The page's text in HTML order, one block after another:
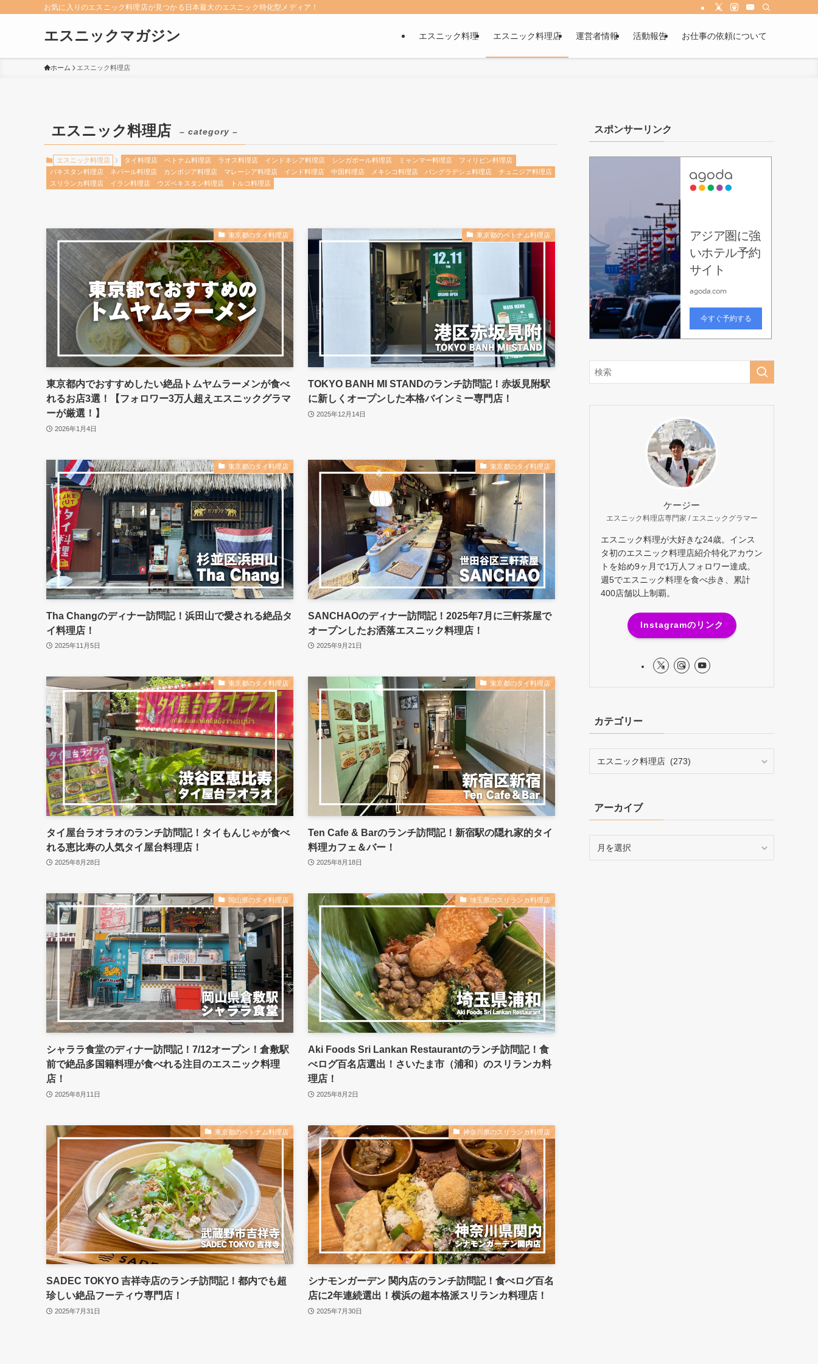
お気に入りのエスニック料理店が見つかる日本最大のエスニック特化型メディア！
エスニックマガジン エスニック料理 エスニック料理店 運営者情報 活動報告 お仕事の依頼について
ホーム エスニック料理店
エスニック料理店 – category –
エスニック料理店 タイ料理店 ベトナム料理店 ラオス料理店 インドネシア料理店 シンガポール料理店 ミャンマー料理店
フィリピン料理店
パキスタン料理店
ネパール料理店 カンボジア料理店 マレーシア料理店 インド料理店 中国料理店 メキシコ料理店 バングラデシュ料理店
チュニジア料理店
スリランカ料理店
イラン料理店 ウズベキスタン料理店 トルコ料理店
東京都のタイ料理店
東京都内でおすすめしたい絶品トムヤムラーメンが食べ
れるお店3選！【フォロワー3万人超えエスニックグラマ
ーが厳選！】
2026年1月4日
東京都のベトナム料理店
TOKYO BANH MI STANDのランチ訪問記！赤坂見附駅
に新しくオープンした本格バインミー専門店！
2025年12月14日
東京都のタイ料理店
Tha Changのディナー訪問記！浜田山で愛される絶品タ
イ料理店！
2025年11月5日
東京都のタイ料理店
SANCHAOのディナー訪問記！2025年7月に三軒茶屋で
オープンしたお洒落エスニック料理店！
2025年9月21日
東京都のタイ料理店
タイ屋台ラオラオのランチ訪問記！タイもんじゃが食べ
れる恵比寿の人気タイ屋台料理店！
2025年8月28日
東京都のタイ料理店
Ten Cafe & Barのランチ訪問記！新宿駅の隠れ家的タイ
料理カフェ＆バー！
2025年8月18日
岡山県のタイ料理店
シャララ食堂のディナー訪問記！7/12オープン！倉敷駅
前で絶品多国籍料理が食べれる注目のエスニック料理
店！
2025年8月11日
埼玉県のスリランカ料理店
Aki Foods Sri Lankan Restaurantのランチ訪問記！食
べログ百名店選出！さいたま市（浦和）のスリランカ料
理店！
2025年8月2日
東京都のベトナム料理店
SADEC TOKYO 吉祥寺店のランチ訪問記！都内でも超
珍しい絶品フーティウ専門店！
2025年7月31日
神奈川県のスリランカ料理店
シナモンガーデン 関内店のランチ訪問記！食べログ百名
店に2年連続選出！横浜の超本格派スリランカ料理店！
2025年7月30日
スポンサーリンク
ケージー
エスニック料理店専門家 / エスニックグラマー
エスニック料理が大好きな24歳。インス
タ初のエスニック料理店紹介特化アカウン
トを始め9ヶ月で1万人フォロワー達成。
週5でエスニック料理を食べ歩き、累計
400店舗以上制覇。
Instagramのリンク
カテゴリー
ーアーカイブ